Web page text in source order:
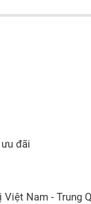
đãi
Nam - Trung